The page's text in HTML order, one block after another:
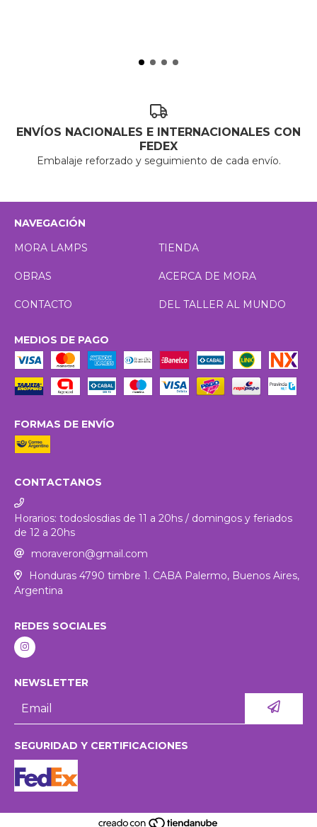
ENVÍOS NACIONALES E INTERNACIONALES CON
FEDEX
Embalaje reforzado y seguimiento de cada envío.
NAVEGACIÓN
MORA LAMPS
TIENDA
OBRAS ACERCA DE MORA
CONTACTO DEL TALLER AL MUNDO
MEDIOS DE PAGO
FORMAS DE ENVÍO
CONTACTANOS
Horarios: todoslosdias de 11 a 20hs / domingos y feriados
de 12 a 20hs
moraveron@gmail.com
Honduras 4790 timbre 1. CABA Palermo, Buenos Aires,
Argentina
REDES SOCIALES
NEWSLETTER
SEGURIDAD Y CERTIFICACIONES